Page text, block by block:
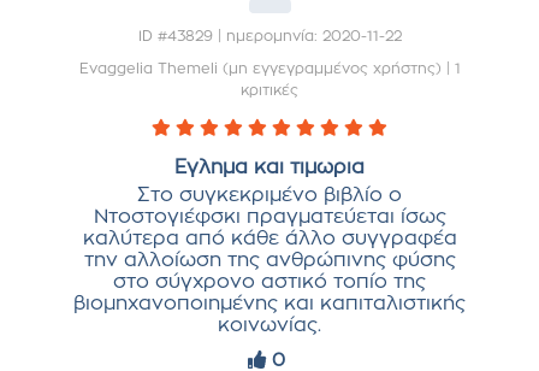
ID #43829 | ημερομηνία: 2020-11-22
Evaggelia Themeli (μη εγγεγραμμένος χρήστης)
1
κριτικές
Εγλημα και τιμωρια
Στο συγκεκριμένο βιβλίο ο
Ντοστογιέφσκι πραγματεύεται ίσως
καλύτερα από κάθε άλλο συγγραφέα
την αλλοίωση της ανθρώπινης φύσης
στο σύγχρονο αστικό τοπίο της
βιομηχανοποιημένης και καπιταλιστικής
κοινωνίας.
0